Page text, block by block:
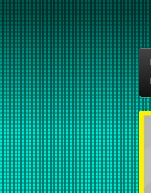
Ga
direct
naar
de
hoofdinhoud